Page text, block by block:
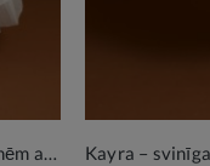
Bella – Gara, Balta Svētku Kleita Meitenēm ar Ziedu Motīviem un Tilla Svārkiem